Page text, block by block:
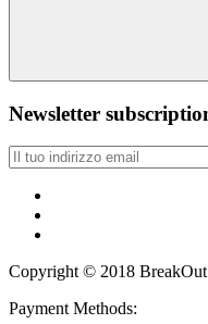
Newsletter
Copyright © 2018
Payment Methods: